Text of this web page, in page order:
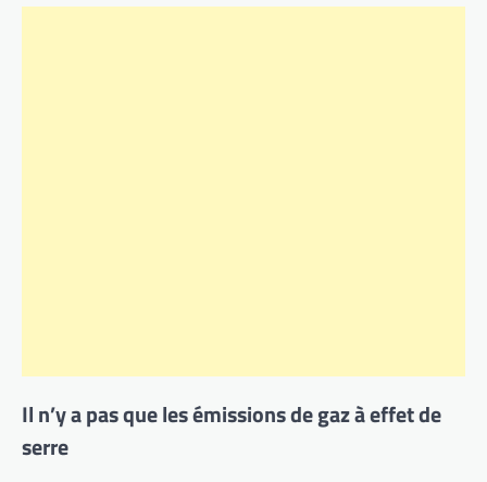
Il n’y a pas que les émissions de gaz à effet de
serre